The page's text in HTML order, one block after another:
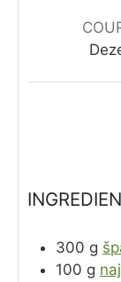
300 g
100 g